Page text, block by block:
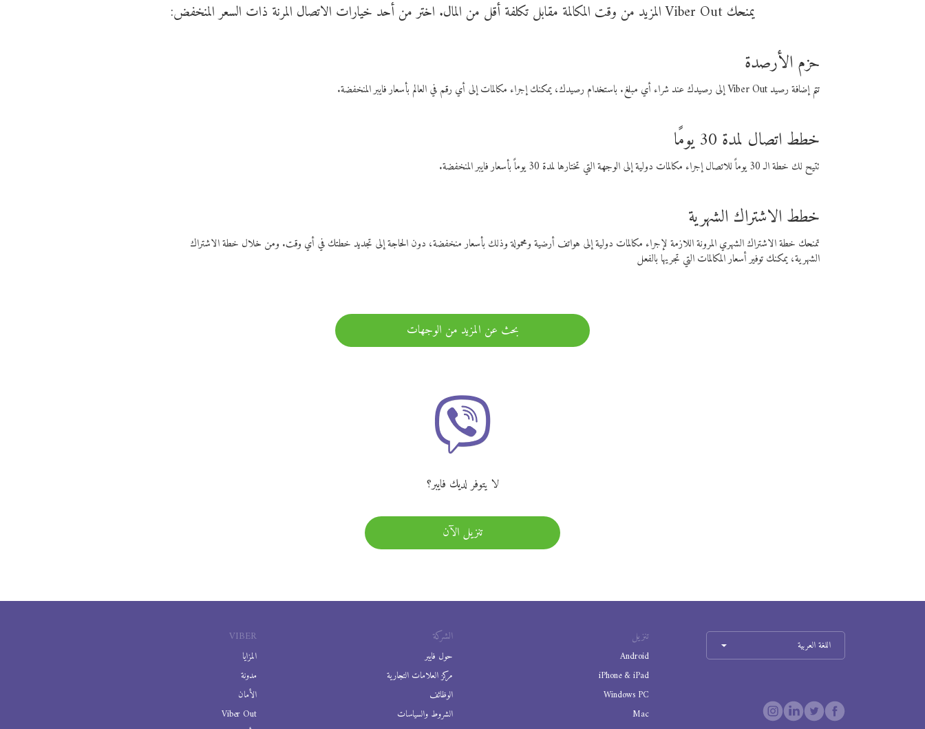
يمنحك Viber Out المزيد من وقت المكالمة مقابل تكلفة أقل من المال. اختر من أحد خيارات الاتصال المرنة ذات السعر المنخفض:
حزم الأرصدة
تتم إضافة رصيد Viber Out إلى رصيدك عند شراء أي مبلغ. باستخدام رصيدك، يمكنك إجراء مكالمات إلى أي رقم في العالم بأسعار فايبر المنخفضة.
خطط اتصال لمدة 30 يومًا
تتيح لك خطة الـ 30 يوماً للاتصال إجراء مكالمات دولية إلى الوجهة التي تختارها لمدة 30 يوماً بأسعار فايبر المنخفضة.
خطط الاشتراك الشهرية
تمنحك خطة الاشتراك الشهري المرونة اللازمة لإجراء مكالمات دولية إلى هواتف أرضية ومحمولة وذلك بأسعار منخفضة، دون الحاجة إلى تجديد خطتك في أي وقت. ومن خلال خطة الاشتراك
الشهرية، يمكنك توفير أسعار المكالمات التي تجريها بالفعل
بحث عن المزيد من الوجهات
لا يتوفر لديك فايبر؟
تنزيل الآن
VIBER
المزايا
مدونة
الأمان
Viber Out
الشركة
حول فايبر
مركز العلامات التجارية
الوظائف
الشروط والسياسات
تنزيل
Android
iPhone & iPad
Windows PC
Mac
اللغة العربية